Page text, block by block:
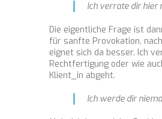
Ich verrate dir hier
Die eigentliche Frage ist
für sanfte Provokation,
eignet sich da besser. Ich
Rechtfertigung oder wie
Klient_in abgeht.
Ich werde dir